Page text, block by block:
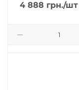
4 888 грн./шт